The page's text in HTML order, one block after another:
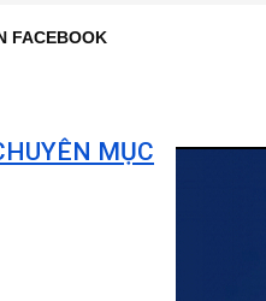
FACEBOOK
MỤC